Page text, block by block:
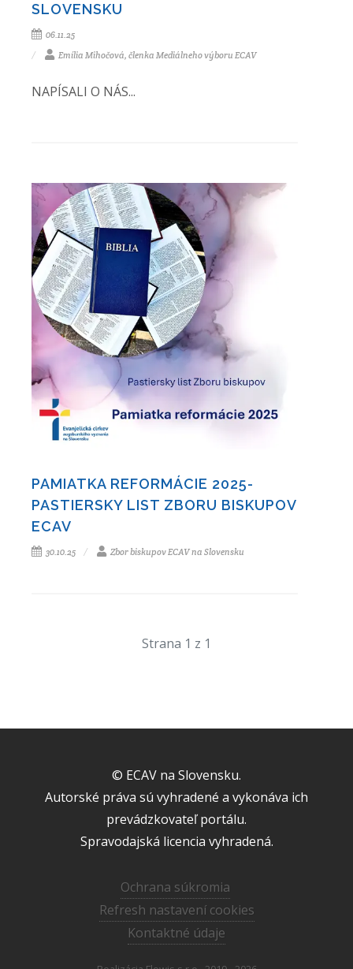
SLOVENSKU
06.11.25
Emília Mihočová, členka Mediálneho výboru ECAV
NAPÍSALI O NÁS...
PAMIATKA REFORMÁCIE 2025-
PASTIERSKY LIST ZBORU BISKUPOV
ECAV
30.10.25 Zbor biskupov ECAV na Slovensku
Strana 1 z 1
© ECAV na Slovensku.
Autorské práva sú vyhradené a vykonáva ich
prevádzkovateľ portálu.
Spravodajská licencia vyhradená.
Ochrana súkromia
Refresh nastavení cookies
Kontaktné údaje